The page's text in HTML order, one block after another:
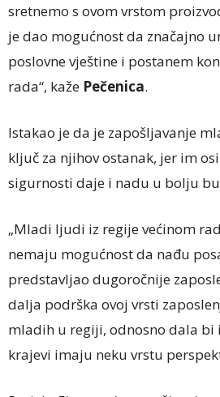
sretnemo s ovom vrstom
je dao mogućnost da značajno
poslovne vještine i postanem
rada“, kaže Pečenica.
Istakao je da je zapošljavanje
ključ za njihov ostanak, jer im
sigurnosti daje i nadu u bolju
„Mladi ljudi iz regije većinom
nemaju mogućnost da nađu
predstavljao dugoročnije
dalja podrška ovoj vrsti
mladih u regiji, odnosno dala bi
krajevi imaju neku vrstu